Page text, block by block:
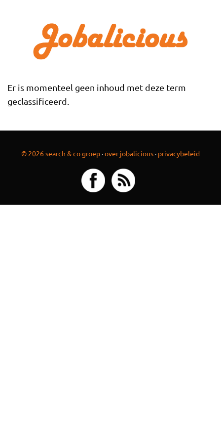
Er is momenteel geen inhoud met deze term
geclassificeerd.
© 2026 search & co groep ·over jobalicious · privacybeleid